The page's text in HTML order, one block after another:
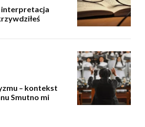
interpretacja
– kontekst
Smutno mi